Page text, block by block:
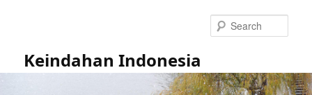
Keindahan Indonesia